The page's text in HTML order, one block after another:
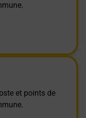
et points de